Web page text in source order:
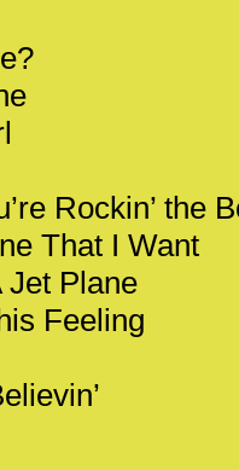
Rockin’ the
That I Want
Jet Plane
Feeling